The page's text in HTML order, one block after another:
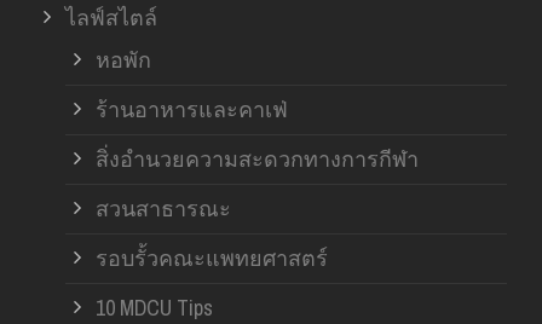
ไลฟ์สไตล์
หอพัก
ร้านอาหารและคาเฟ่
สิ่งอำนวยความสะดวกทางการกีฬา
สวนสาธารณะ
รอบรั้วคณะแพทยศาสตร์
10 MDCU Tips